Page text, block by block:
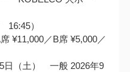
）
／B席 ¥5,000／
（土） 一般 2026年9